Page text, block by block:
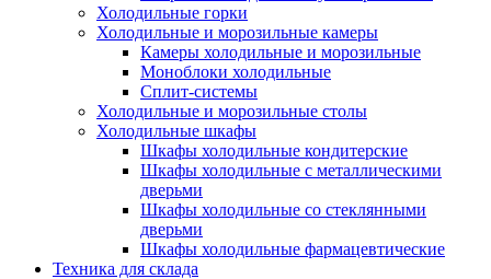
Холодильные горки
Холодильные и морозильные камеры
Камеры холодильные и морозильные
Моноблоки холодильные
Сплит-системы
Холодильные и морозильные столы
Холодильные шкафы
Шкафы холодильные кондитерские
Шкафы холодильные с металлическими
дверьми
Шкафы холодильные со стеклянными
дверьми
Шкафы холодильные фармацевтические
Техника для склада